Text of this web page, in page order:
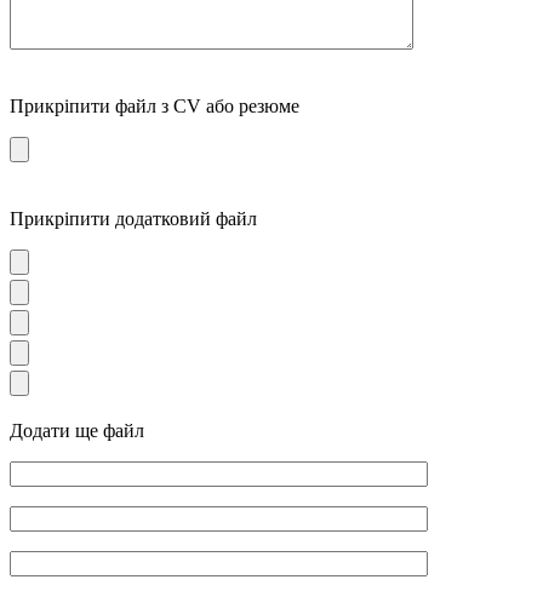
Прикріпити файл з CV або резюме
Прикріпити додатковий файл
Додати ще файл